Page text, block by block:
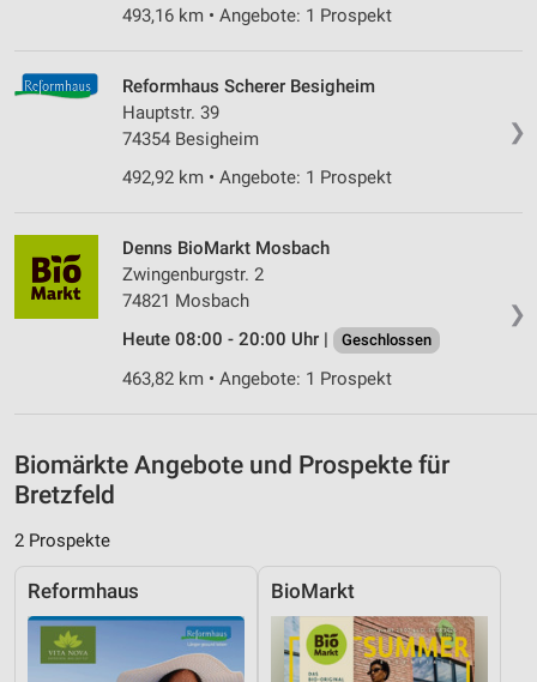
493,16 km • Angebote: 1 Prospekt
❯
Reformhaus Scherer Besigheim
Hauptstr. 39
74354 Besigheim
492,92 km • Angebote: 1 Prospekt
❯
Denns BioMarkt Mosbach
Zwingenburgstr. 2
74821 Mosbach
Heute 08:00 - 20:00 Uhr |
Geschlossen
463,82 km • Angebote: 1 Prospekt
Biomärkte Angebote und Prospekte für
Bretzfeld
2 Prospekte
Reformhaus BioMarkt
Erstellung von Profilen zur Personalisierung
Verwendung von Profilen zur Auswahl
personalisierter Inhalte
Messung der Werbeleistung
Analyse von Zielgruppen durch Statistiken oder
Kombinationen von Daten aus verschiedenen
Quellen
Entwicklung und Verbesserung der Angebote
Verwendung reduzierter Daten zur Auswahl von
Verwendung genauer Standortdaten
Geräte anhand von aktiv angeforderten
Informationen identifizieren
Nicht-IAB-Verarbeitungszwecke:
Notwendig